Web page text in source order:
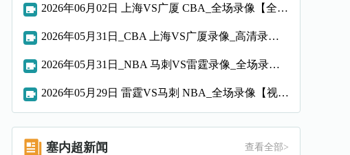
2026年06月02日 上海VS广厦 CBA_全场录像【全场回放】
2026年05月31日_CBA 上海VS广厦录像_高清录像【全场回放】
2026年05月31日_NBA 马刺VS雷霆录像_全场录像【高清回放】
2026年05月29日 雷霆VS马刺 NBA_全场录像【视频集锦】
塞内超新闻 查看全部>